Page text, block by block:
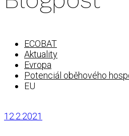
ECOBAT
Aktuality
Evropa
Potenciál oběhového
EU
12.2.2021